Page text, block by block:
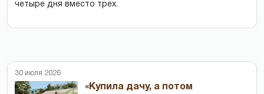
четыре дня вместо трех.
30 июля 2026
«Купила дачу, а потом